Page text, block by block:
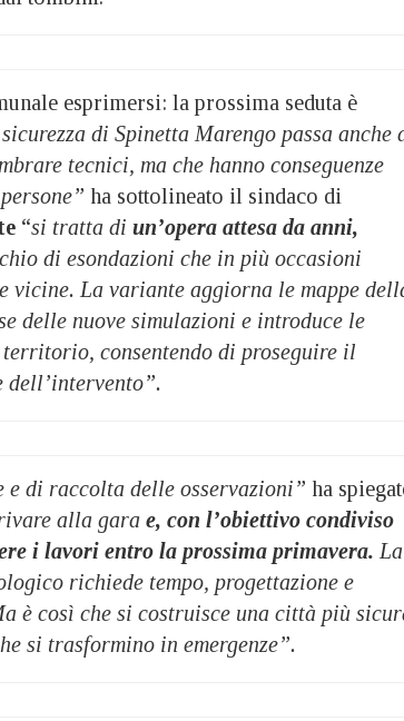
esprimersi: la prossima seduta è
di Spinetta Marengo passa anche
tecnici, ma che hanno conseguenze
ha sottolineato il sindaco di
“si tratta di un’opera attesa da anni,
di esondazioni che in più occasioni
vicine. La variante aggiorna le mappe
delle nuove simulazioni e introduce le
consentendo di proseguire il
dell’intervento”.
e di raccolta delle osservazioni” ha
alla gara e, con l’obiettivo condiviso
i lavori entro la prossima primavera. La
richiede tempo, progettazione e
è così che si costruisce una città più
si trasformino in emergenze”.